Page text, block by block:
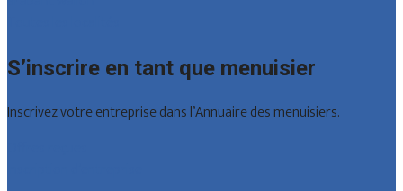
S’inscrire en tant que menuisier
Inscrivez votre entreprise dans l’Annuaire des menuisiers.